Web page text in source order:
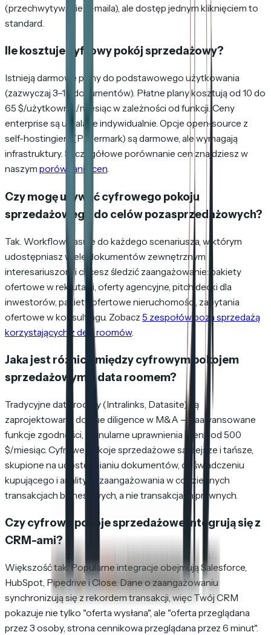
(przechwytywanie e-maila), ale dostęp jednym kliknięciem to
standard.
Ile kosztuje cyfrowy pokój sprzedażowy?
Istnieją darmowe plany do podstawowego użytkowania
(zazwyczaj 3–10 dokumentów). Płatne plany kosztują od 10 do
65 $/użytkownik/miesiąc w zależności od funkcji. Ceny
enterprise są ustalane indywidualnie. Opcje open-source z
self-hostingiem (Papermark) są darmowe, ale wymagają
infrastruktury. Szczegółowe porównanie cen znajdziesz w
naszym porównaniu cen.
Czy mogę używać cyfrowego pokoju
sprzedażowego do celów pozasprzedażowych?
Tak. Workflow pasuje do każdego scenariusza, w którym
udostępniasz wiele dokumentów zewnętrznym
interesariuszom i chcesz śledzić zaangażowanie: pakiety
ofertowe w rekrutacji, oferty agencyjne, pitch decki dla
inwestorów, pakiety ofertowe nieruchomości, zapytania
ofertowe w konsultingu. Zobacz 5 zespołów poza sprzedażą
korzystających z deal roomów.
Jaka jest różnica między cyfrowym pokojem
sprzedażowym a data roomem?
Tradycyjne data roomy (Intralinks, Datasite) są
zaprojektowane do due diligence w M&A — zaawansowane
funkcje zgodności, granularne uprawnienia i ceny od 500
$/miesiąc. Cyfrowe pokoje sprzedażowe są lżejsze i tańsze,
skupione na udostępnianiu dokumentów, doświadczeniu
kupującego i analityce zaangażowania w codziennych
transakcjach biznesowych, a nie transakcjach prawnych.
Czy cyfrowe pokoje sprzedażowe integrują się z
CRM-ami?
Większość tak. Popularne integracje obejmują Salesforce,
HubSpot, Pipedrive i Close. Dane o zaangażowaniu
synchronizują się z rekordem transakcji, więc Twój CRM
pokazuje nie tylko "oferta wysłana", ale "oferta przeglądana
przez 3 osoby, strona cennikowa przeglądana przez 6 minut".